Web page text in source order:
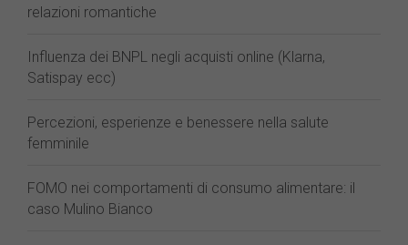
relazioni romantiche
Influenza dei BNPL negli acquisti online (Klarna,
Satispay ecc)
Percezioni, esperienze e benessere nella salute
femminile
FOMO nei comportamenti di consumo alimentare: il
caso Mulino Bianco